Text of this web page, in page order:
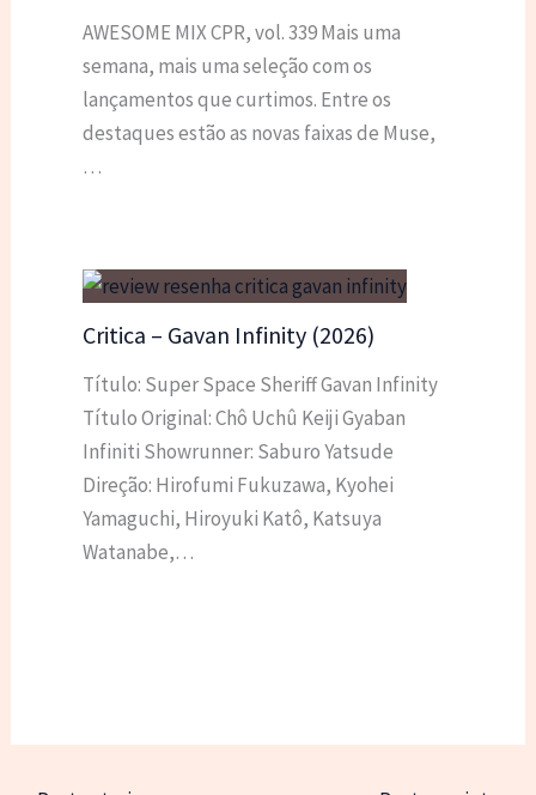
AWESOME MIX CPR, vol. 339 Mais uma
semana, mais uma seleção com os
lançamentos que curtimos. Entre os
destaques estão as novas faixas de Muse,
…
Critica – Gavan Infinity (2026)
Título: Super Space Sheriff Gavan Infinity
Título Original: Chô Uchû Keiji Gyaban
Infiniti Showrunner: Saburo Yatsude
Direção: Hirofumi Fukuzawa, Kyohei
Yamaguchi, Hiroyuki Katô, Katsuya
Watanabe,…